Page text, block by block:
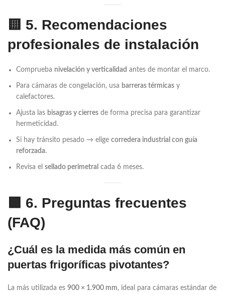
🟨 5. Recomendaciones
profesionales de instalación
Comprueba nivelación y verticalidad antes de montar el marco.
Para cámaras de congelación, usa barreras térmicas y
calefactores.
Ajusta las bisagras y cierres de forma precisa para garantizar
hermeticidad.
Si hay tránsito pesado → elige corredera industrial con guía
reforzada.
Revisa el sellado perimetral cada 6 meses.
🟪 6. Preguntas frecuentes
(FAQ)
¿Cuál es la medida más común en
puertas frigoríficas pivotantes?
La más utilizada es 900 × 1.900 mm, ideal para cámaras estándar de